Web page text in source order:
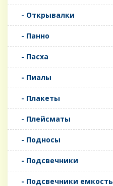
- Открывалки
- Панно
- Пасха
- Пиалы
- Плакеты
- Плейсматы
- Подносы
- Подсвечники
- Подсвечники емкость